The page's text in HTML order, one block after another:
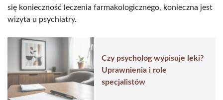
się konieczność leczenia farmakologicznego, konieczna jest
wizyta u psychiatry.
Czy psycholog wypisuje leki?
Uprawnienia i role
specjalistów